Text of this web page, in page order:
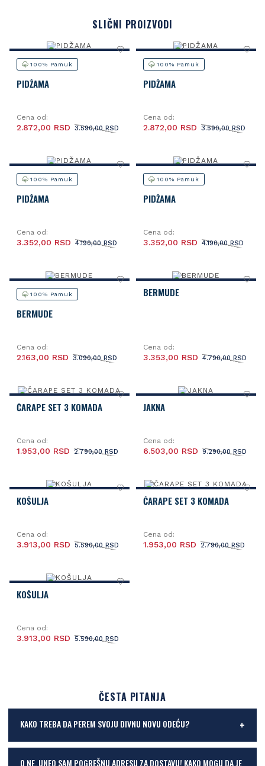
SLIČNI PROIZVODI
100% Pamuk
PIDŽAMA
Cena od:
3.590,00 RSD
2.872,00 RSD
100% Pamuk
PIDŽAMA
Cena od:
3.590,00 RSD
2.872,00 RSD
100% Pamuk
PIDŽAMA
Cena od:
4.190,00 RSD
3.352,00 RSD
100% Pamuk
PIDŽAMA
Cena od:
4.190,00 RSD
3.352,00 RSD
100% Pamuk
BERMUDE
Cena od:
3.090,00 RSD
2.163,00 RSD
BERMUDE
Cena od:
4.790,00 RSD
3.353,00 RSD
ČARAPE SET 3 KOMADA
Cena od:
2.790,00 RSD
1.953,00 RSD
JAKNA
Cena od:
9.290,00 RSD
6.503,00 RSD
KOŠULJA
Cena od:
5.590,00 RSD
3.913,00 RSD
ČARAPE SET 3 KOMADA
Cena od:
2.790,00 RSD
1.953,00 RSD
KOŠULJA
Cena od:
5.590,00 RSD
3.913,00 RSD
ČESTA PITANJA
KAKO TREBA DA PEREM SVOJU DIVNU NOVU ODEĆU?
O NE, UNEO SAM POGREŠNU ADRESU ZA DOSTAVU! KAKO MOGU DA JE